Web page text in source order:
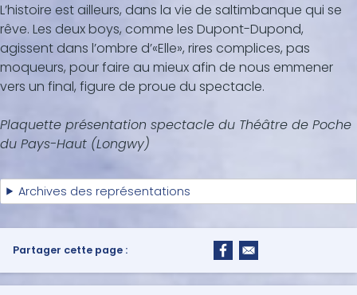
L’histoire est ailleurs, dans la vie de saltimbanque qui se
rêve. Les deux boys, comme les Dupont-Dupond,
agissent dans l’ombre d’«Elle», rires complices, pas
moqueurs, pour faire au mieux afin de nous emmener
vers un final, figure de proue du spectacle.
Plaquette présentation spectacle du Théâtre de Poche
du Pays-Haut (Longwy)
Archives des représentations
Partager cette page :